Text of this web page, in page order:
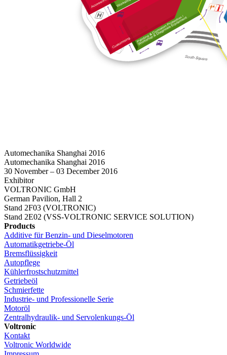
Automechanika Shanghai 2016
Automechanika Shanghai 2016
30 November – 03 December 2016
Exhibitor
VOLTRONIC GmbH
German Pavilion, Hall 2
Stand 2F03 (VOLTRONIC)
Stand 2E02 (VSS-VOLTRONIC SERVICE SOLUTION)
Products
Additive für Benzin- und Dieselmotoren
Automatikgetriebe-Öl
Bremsflüssigkeit
Autopflege
Kühlerfrostschutzmittel
Getriebeöl
Schmierfette
Industrie- und Professionelle Serie
Motoröl
Zentralhydraulik- und Servolenkungs-Öl
Voltronic
Kontakt
Voltronic Worldwide